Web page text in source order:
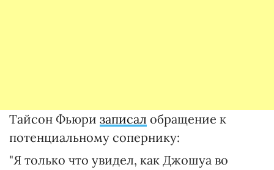
Тайсон Фьюри записал обращение к
потенциальному сопернику:
"Я только что увидел, как Джошуа во